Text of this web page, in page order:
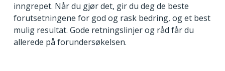
inngrepet. Når du gjør det, gir du deg de beste
forutsetningene for god og rask bedring, og et best
mulig resultat. Gode retningslinjer og råd får du
allerede på forundersøkelsen.